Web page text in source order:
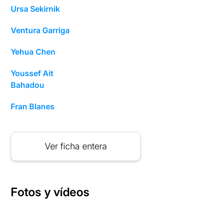
Ursa Sekirnik
Ventura Garriga
Yehua Chen
Youssef Ait
Bahadou
Fran Blanes
Ver ficha entera
Fotos y vídeos